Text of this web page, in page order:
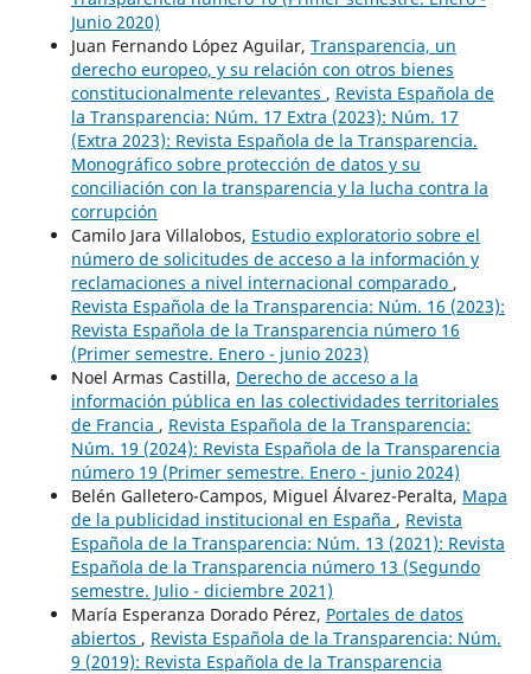
Junio 2020)
Juan Fernando López Aguilar, Transparencia, un
derecho europeo, y su relación con otros bienes
constitucionalmente relevantes , Revista Española de
la Transparencia: Núm. 17 Extra (2023): Núm. 17
(Extra 2023): Revista Española de la Transparencia.
Monográfico sobre protección de datos y su
conciliación con la transparencia y la lucha contra la
corrupción
Camilo Jara Villalobos, Estudio exploratorio sobre el
número de solicitudes de acceso a la información y
reclamaciones a nivel internacional comparado ,
Revista Española de la Transparencia: Núm. 16 (2023):
Revista Española de la Transparencia número 16
(Primer semestre. Enero - junio 2023)
Noel Armas Castilla, Derecho de acceso a la
información pública en las colectividades territoriales
de Francia , Revista Española de la Transparencia:
Núm. 19 (2024): Revista Española de la Transparencia
número 19 (Primer semestre. Enero - junio 2024)
Belén Galletero-Campos, Miguel Álvarez-Peralta, Mapa
de la publicidad institucional en España , Revista
Española de la Transparencia: Núm. 13 (2021): Revista
Española de la Transparencia número 13 (Segundo
semestre. Julio - diciembre 2021)
María Esperanza Dorado Pérez, Portales de datos
abiertos , Revista Española de la Transparencia: Núm.
9 (2019): Revista Española de la Transparencia